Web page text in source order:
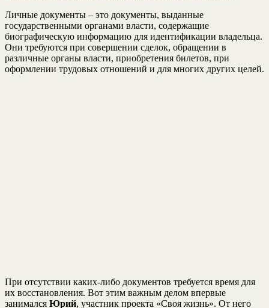
Личные документы – это документы, выданные
государственными органами власти, содержащие
биографическую информацию для идентификации владельца.
Они требуются при совершении сделок, обращении в
различные органы власти, приобретения билетов, при
оформлении трудовых отношений и для многих других целей.
При отсутствии каких-либо документов требуется время для
их восстановления. Вот этим важным делом впервые
занимался Юрий, участник проекта «Своя жизнь». От него